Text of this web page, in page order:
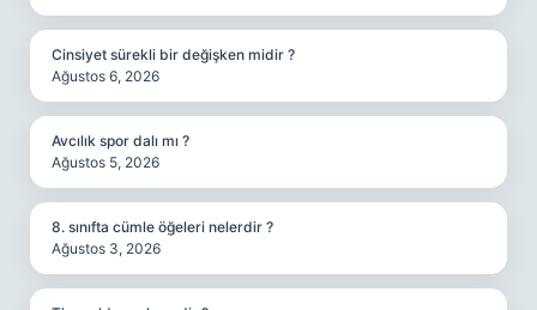
Cinsiyet sürekli bir değişken midir ?
Ağustos 6, 2026
Avcılık spor dalı mı ?
Ağustos 5, 2026
8. sınıfta cümle öğeleri nelerdir ?
Ağustos 3, 2026